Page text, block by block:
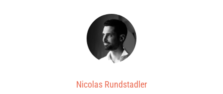
Nicolas Rundstadler